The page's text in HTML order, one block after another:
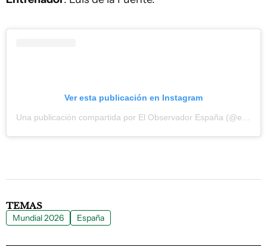
Ver esta publicación en Instagram
TEMAS
Mundial 2026 España